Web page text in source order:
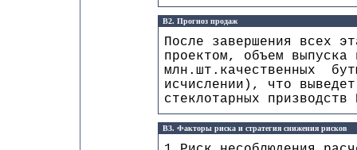
B2. Прогноз продаж
После завершения всех
проектом, объем выпуска
млн.шт.качественных
исчислении), что
стеклотарных призводств
B3. Факторы риска и стратегия снижения рисков